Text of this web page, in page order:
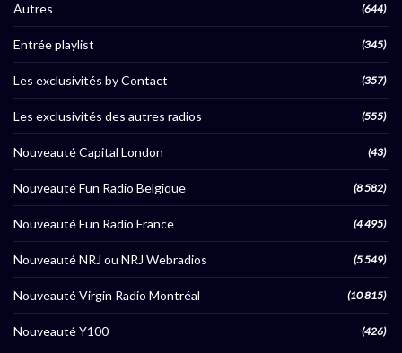
Autres (644)
Entrée playlist (345)
Les exclusivités by Contact (357)
Les exclusivités des autres radios (555)
Nouveauté Capital London (43)
Nouveauté Fun Radio Belgique (8 582)
Nouveauté Fun Radio France (4 495)
Nouveauté NRJ ou NRJ Webradios (5 549)
Nouveauté Virgin Radio Montréal (10 815)
Nouveauté Y100 (426)